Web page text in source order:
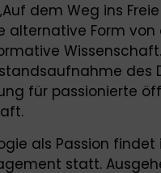
dem Weg ins
alternative Form
des
für passionierte
als Passion findet
statt.